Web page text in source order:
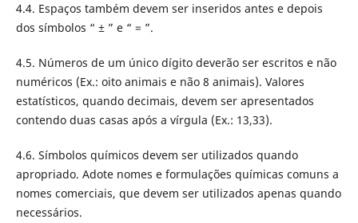
4.4. Espaços também devem ser inseridos antes e depois
dos símbolos “ ± ” e “ = ”.
4.5. Números de um único dígito deverão ser escritos e não
numéricos (Ex.: oito animais e não 8 animais). Valores
estatísticos, quando decimais, devem ser apresentados
contendo duas casas após a vírgula (Ex.: 13,33).
4.6. Símbolos químicos devem ser utilizados quando
apropriado. Adote nomes e formulações químicas comuns a
nomes comerciais, que devem ser utilizados apenas quando
necessários.